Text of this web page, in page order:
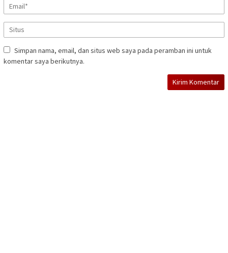
Simpan nama, email, dan situs web saya pada peramban ini untuk
komentar saya berikutnya.